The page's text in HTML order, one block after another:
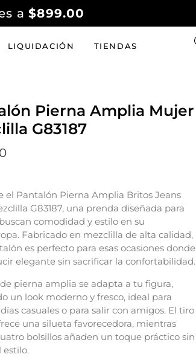
a$899.00
LIQUIDACIÓN TIENDAS
Pierna Amplia Mujer
G83187
el Pantalón Pierna Amplia Britos Jeans
G83187, una prenda diseñada para
comodidad y estilo en su
Fabricado en mezclilla de alta calidad,
es perfecto para esas ocasiones donde
elegante sin sacrificar la confortabilidad.
pierna amplia se adapta a tu figura,
un look moderno y fresco, ideal para
casuales o para salir con amigos. El tiro
una silueta favorecedora, mientras
bolsillos añaden un toque práctico sin
estilo.